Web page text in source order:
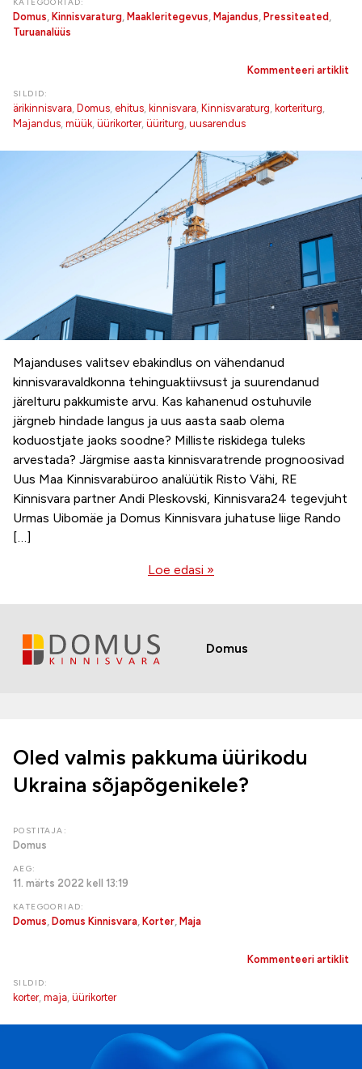
Domus, Kinnisvaraturg, Maakleritegevus, Majandus, Pressiteated ,
Turuanalüüs
Kommenteeri artiklit
SILDID:
ärikinnisvara, Domus, ehitus, kinnisvara, Kinnisvaraturg, korteriturg,
Majandus, müük, üürikorter, üüriturg, uusarendus
Majanduses valitsev ebakindlus on vähendanud
kinnisvaravaldkonna tehinguaktiivsust ja suurendanud
järelturu pakkumiste arvu. Kas kahanenud ostuhuvile
järgneb hindade langus ja uus aasta saab olema
koduostjate jaoks soodne? Milliste riskidega tuleks
arvestada? Järgmise aasta kinnisvaratrende prognoosivad
Uus Maa Kinnisvarabüroo analüütik Risto Vähi, RE
Kinnisvara partner Andi Pleskovski, Kinnisvara24 tegevjuht
Urmas Uibomäe ja Domus Kinnisvara juhatuse liige Rando
[…]
Loe edasi »
Domus
Oled valmis pakkuma üürikodu
Ukraina sõjapõgenikele?
POSTITAJA:
Domus
AEG:
11. märts 2022 kell 13:19
KATEGOORIAD:
Domus, Domus Kinnisvara, Korter, Maja
Kommenteeri artiklit
SILDID:
korter, maja, üürikorter